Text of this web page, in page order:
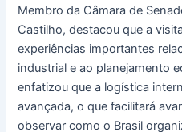
Membro da Câmara de
Castilho, destacou que a
experiências importantes
industrial e ao planejamento
enfatizou que a logística
avançada, o que facilitará
observar como o Brasil